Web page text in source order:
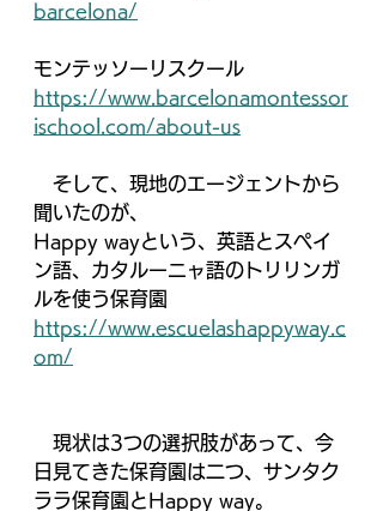
barcelona/
モンテッソーリスクール
https://www.barcelonamontessor
ischool.com/about-us
そして、現地のエージェントから
聞いたのが、
Happy wayという、英語とスペイ
ン語、カタルーニャ語のトリリンガ
ルを使う保育園
https://www.escuelashappyway.c
om/
現状は3つの選択肢があって、今
日見てきた保育園は二つ、サンタク
ララ保育園とHappy way。